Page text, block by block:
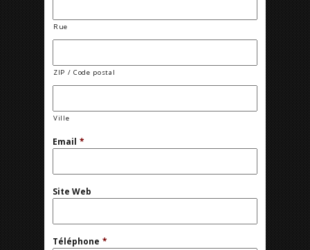
Rue
ZIP / Code postal
Ville
Email *
Site Web
Téléphone *